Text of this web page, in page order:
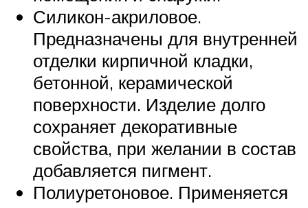
Силикон-акриловое.
Предназначены для внутренней
отделки кирпичной кладки,
бетонной, керамической
поверхности. Изделие долго
сохраняет декоративные
свойства, при желании в состав
добавляется пигмент.
Полиуретоновое. Применяется